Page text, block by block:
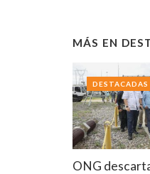
MÁS EN
ONG
DESTACADAS